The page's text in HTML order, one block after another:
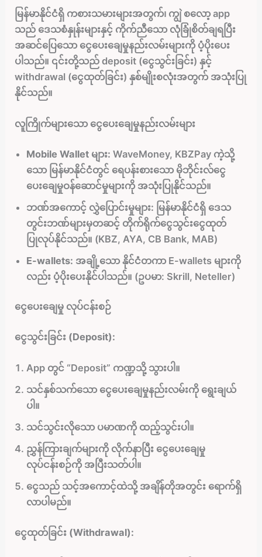
မြန်မာနိုင်ငံရှိ ကစားသမားများအတွက်၊ ကျွဲ စလော့ app
သည် ဒေသစံနှုန်းများနှင့် ကိုက်ညီသော လုံခြုံစိတ်ချရပြီး
အဆင်ပြေသော ငွေပေးချေမှုနည်းလမ်းများကို ပံ့ပိုးပေး
ပါသည်။ ၎င်းတို့သည် deposit (ငွေသွင်းခြင်း) နှင့်
withdrawal (ငွေထုတ်ခြင်း) နှစ်မျိုးစလုံးအတွက် အသုံးပြု
နိုင်သည်။
လူကြိုက်များသော ငွေပေးချေမှုနည်းလမ်းများ
Mobile Wallet များ: WaveMoney, KBZPay ကဲ့သို့
သော မြန်မာနိုင်ငံတွင် ရေပန်းစားသော မိုဘိုင်းလ်ငွေ
ပေးချေမှုဝန်ဆောင်မှုများကို အသုံးပြုနိုင်သည်။
ဘဏ်အကောင့် လွှဲပြောင်းမှုများ: မြန်မာနိုင်ငံရှိ ဒေသ
တွင်းဘဏ်များမှတဆင့် တိုက်ရိုက်ငွေသွင်းငွေထုတ်
ပြုလုပ်နိုင်သည်။ (KBZ, AYA, CB Bank, MAB)
E-wallets: အချို့သော နိုင်ငံတကာ E-wallets များကို
လည်း ပံ့ပိုးပေးနိုင်ပါသည်။ (ဥပမာ: Skrill, Neteller)
ငွေပေးချေမှု လုပ်ငန်းစဉ်
ငွေသွင်းခြင်း (Deposit):
App တွင် “Deposit” ကဏ္ဍသို့ သွားပါ။
သင်နှစ်သက်သော ငွေပေးချေမှုနည်းလမ်းကို ရွေးချယ်
ပါ။
သင်သွင်းလိုသော ပမာဏကို ထည့်သွင်းပါ။
ညွှန်ကြားချက်များကို လိုက်နာပြီး ငွေပေးချေမှု
လုပ်ငန်းစဉ်ကို အပြီးသတ်ပါ။
ငွေသည် သင့်အကောင့်ထဲသို့ အချိန်တိုအတွင်း ရောက်ရှိ
လာပါမည်။
ငွေထုတ်ခြင်း (Withdrawal):